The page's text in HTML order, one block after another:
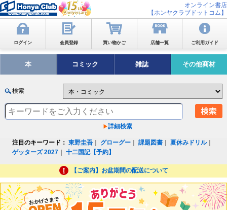
オンライン書店
【ホンヤクラブドットコム】
ログイン 会員登録 買い物かご 店舗一覧 ご利用ガイド
本 コミック 雑誌 その他商材
検索
詳細検索
注目のキーワード： 東野圭吾 グローグー ｜課題図書 ｜夏休みドリル｜
ゲッターズ 2027 ｜十二国記【予約】
【ご案内】お盆期間の配送について